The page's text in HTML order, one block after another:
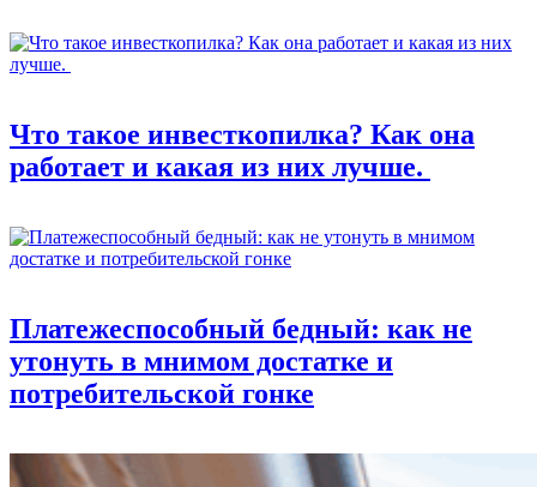
Что такое инвесткопилка? Как она
работает и какая из них лучше.
Платежеспособный бедный: как не
утонуть в мнимом достатке и
потребительской гонке